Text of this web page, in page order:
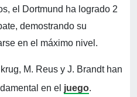
el Dortmund ha logrado 2
demostrando su
en el máximo nivel.
M. Reus y J. Brandt han
en el juego.